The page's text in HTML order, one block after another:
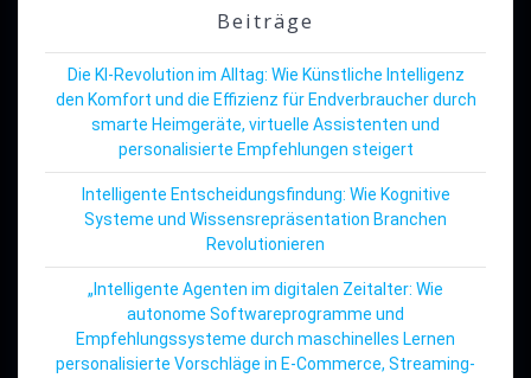
Beiträge
Die KI-Revolution im Alltag: Wie Künstliche Intelligenz
den Komfort und die Effizienz für Endverbraucher durch
smarte Heimgeräte, virtuelle Assistenten und
personalisierte Empfehlungen steigert
Intelligente Entscheidungsfindung: Wie Kognitive
Systeme und Wissensrepräsentation Branchen
Revolutionieren
„Intelligente Agenten im digitalen Zeitalter: Wie
autonome Softwareprogramme und
Empfehlungssysteme durch maschinelles Lernen
personalisierte Vorschläge in E-Commerce, Streaming-